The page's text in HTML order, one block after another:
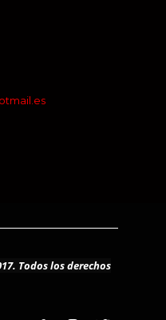
Todos los derechos